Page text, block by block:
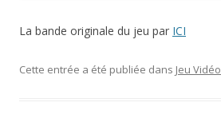
La bande originale du jeu par ICI
Cette entrée a été publiée dans Jeu Vidéo